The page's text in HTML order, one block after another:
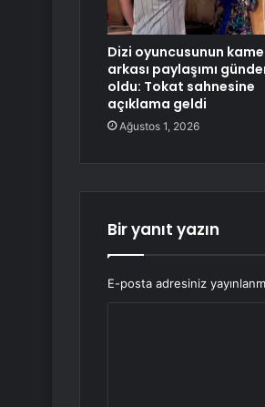
Dizi oyuncusunun
arkası paylaşımı
oldu: Tokat sahnesine
açıklama geldi
Ağustos 1, 2026
Bir yanıt yazın
E-posta adresiniz